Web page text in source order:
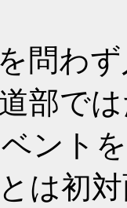
問わ
部で
ント
は初